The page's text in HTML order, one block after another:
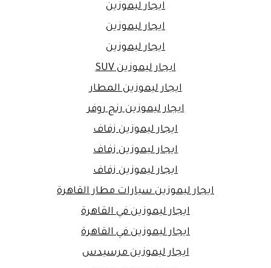
ايجار ليموزين
ايجار ليموزين
ايجار ليموزين
ايجار ليموزين SUV
ايجار ليموزين المطار
ايجار ليموزين رنج روفر
ايجار ليموزين زفاف
ايجار ليموزين زفاف
ايجار ليموزين زفاف
ايجار ليموزين سيارات مطار القاهرة
ايجار ليموزين في القاهرة
ايجار ليموزين في القاهرة
ايجار ليموزين مرسيدس